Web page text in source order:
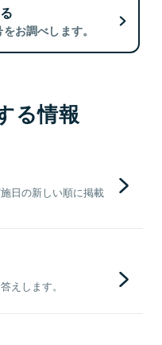
お調べします。
る情報
日の新しい順に掲載
えします。